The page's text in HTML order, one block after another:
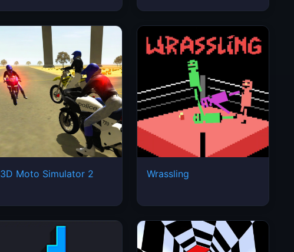
3D Moto Simulator 2 Wrassling